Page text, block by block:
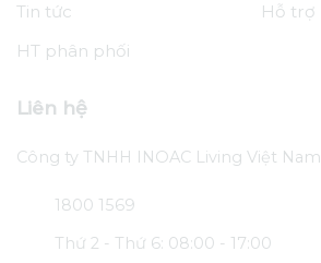
Tin tức
HT phân phối
Hỗ trợ
Liên hệ
Công ty TNHH INOAC Living Việt Nam
1800 1569
Thứ 2 - Thứ 6: 08:00 - 17:00